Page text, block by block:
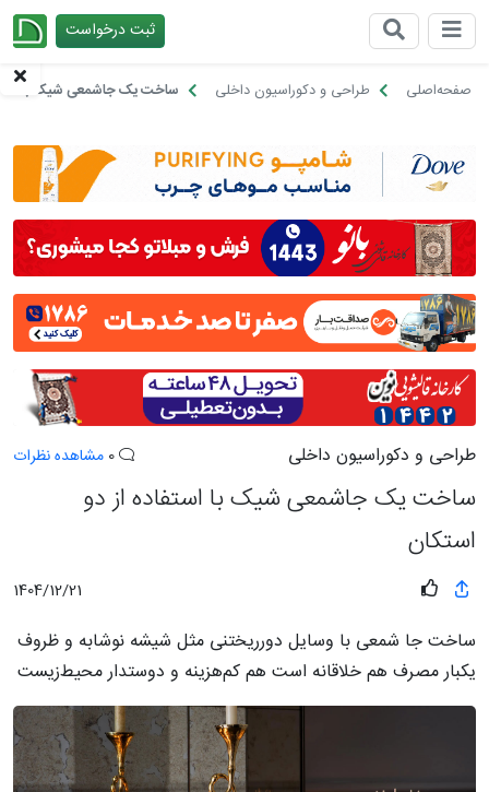
ثبت درخواست
صفحه‌اصلی طراحی و دکوراسیون داخلی ساخت یک جاشمعی شیک با
طراحی و دکوراسیون داخلی مشاهده نظرات
ساخت یک جاشمعی شیک با استفاده از دو
استکان
1404/12/21
ساخت جا شمعی با وسایل دورریختنی مثل شیشه نوشابه و ظروف
یکبار مصرف هم خلاقانه است هم کم‌هزینه و دوستدار محیط‌زیست